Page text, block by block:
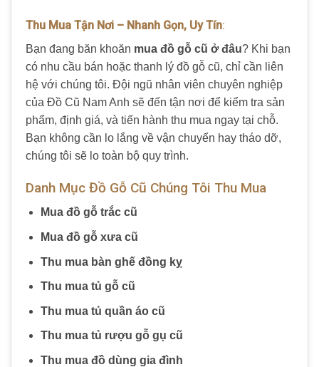
Thu Mua Tận Nơi – Nhanh Gọn, Uy Tín:
Bạn đang băn khoăn mua đồ gỗ cũ ở đâu? Khi bạn
có nhu cầu bán hoặc thanh lý đồ gỗ cũ, chỉ cần liên
hệ với chúng tôi. Đội ngũ nhân viên chuyên nghiệp
của Đồ Cũ Nam Anh sẽ đến tận nơi để kiểm tra sản
phẩm, định giá, và tiến hành thu mua ngay tại chỗ.
Bạn không cần lo lắng về vận chuyển hay tháo dỡ,
chúng tôi sẽ lo toàn bộ quy trình.
Danh Mục Đồ Gỗ Cũ Chúng Tôi Thu Mua
Mua đồ gỗ trắc cũ
Mua đồ gỗ xưa cũ
Thu mua bàn ghế đồng kỵ
Thu mua tủ gỗ cũ
Thu mua tủ quần áo cũ
Thu mua tủ rượu gỗ gụ cũ
Thu mua đồ dùng gia đình